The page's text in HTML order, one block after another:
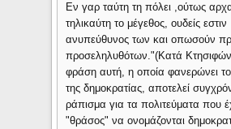
Εν γαρ ταύτη τη πόλει ,ούτως
τηλικαύτη το μέγεθος, ουδείς εστιν
ανυπεύθυνος των και οπωσούν
προσεληλυθότων."(Κατά
φράση αυτή, η οποία φανερώνει το
της δημοκρατίας, αποτελεί
ράπισμα για τα πολιτεύματα που
"θράσος" να ονομάζονται